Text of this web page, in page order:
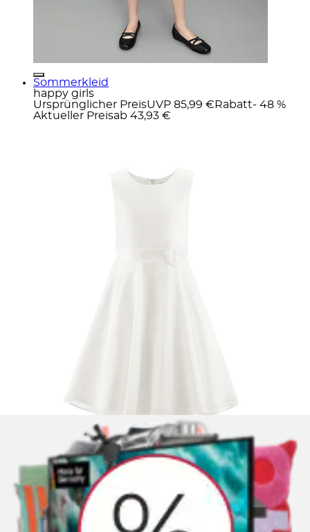
Sommerkleid
happy girls
Ursprünglicher PreisUVP 85,99 € Rabatt- 48 %
Aktueller Preisab 43,93 €
Skaterkleid »mit Glitzerband« festlich, kniefrei,
3/4-Ärmel, aus Baumwollmischung
KIDSWORLD
Ursprünglicher PreisUVP 29,99 € Rabatt - 16 %
Aktueller Preisab 24,99 €